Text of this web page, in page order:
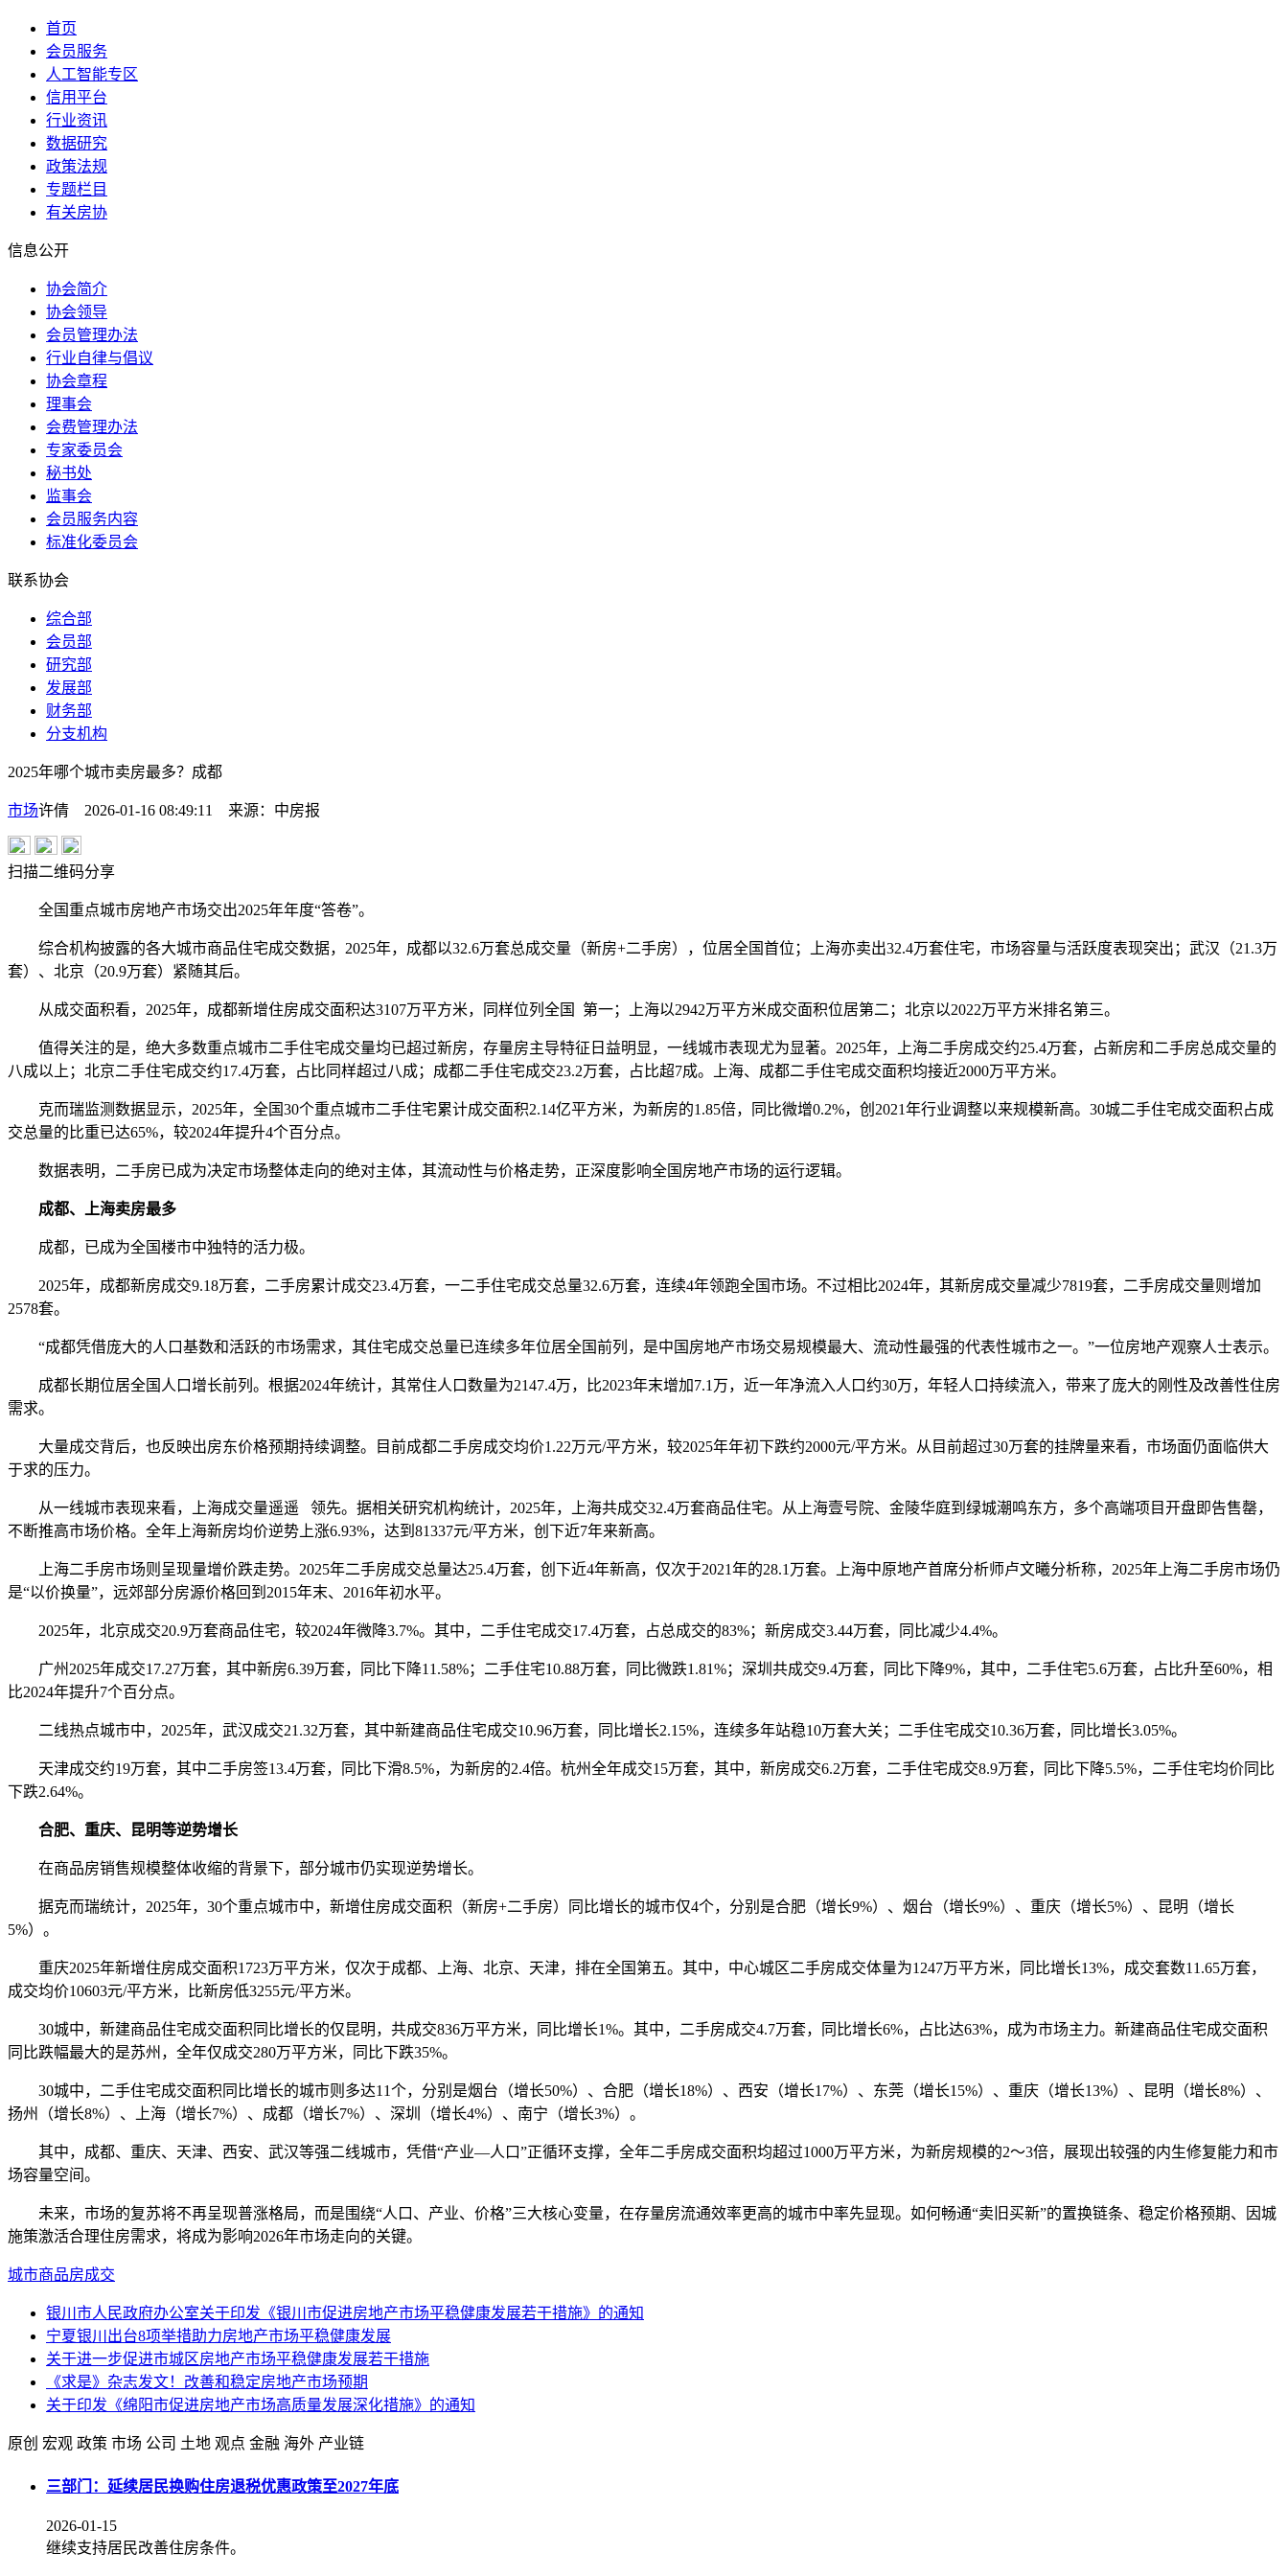
首页
会员服务
人工智能专区
信用平台
行业资讯
数据研究
政策法规
专题栏目
有关房协
信息公开
协会简介
协会领导
会员管理办法
行业自律与倡议
协会章程
理事会
会费管理办法
专家委员会
秘书处
监事会
会员服务内容
标准化委员会
联系协会
综合部
会员部
研究部
发展部
财务部
分支机构
2025年哪个城市卖房最多？成都
市场许倩 2026-01-16 08:49:11 来源： 中房报
扫描二维码分享
全国重点城市房地产市场交出2025年年度“答卷”。
综合机构披露的各大城市商品住宅成交数据，2025年，成都以32.6万套总成交量（新房+二手房），位居全国首位；上海亦卖出32.4万套住宅，市场容量与活跃度表现突出；武汉（21.3万
套）、北京（20.9万套）紧随其后。
从成交面积看，2025年，成都新增住房成交面积达3107万平方米，同样位列全国 第一；上海以2942万平方米成交面积位居第二；北京以2022万平方米排名第三。
值得关注的是，绝大多数重点城市二手住宅成交量均已超过新房，存量房主导特征日益明显，一线城市表现尤为显著。2025年，上海二手房成交约25.4万套，占新房和二手房总成交量的
八成以上；北京二手住宅成交约17.4万套，占比同样超过八成；成都二手住宅成交23.2万套，占比超7成。上海、成都二手住宅成交面积均接近2000万平方米。
克而瑞监测数据显示，2025年，全国30个重点城市二手住宅累计成交面积2.14亿平方米，为新房的1.85倍，同比微增0.2%，创2021年行业调整以来规模新高。30城二手住宅成交面积占成
交总量的比重已达65%，较2024年提升4个百分点。
数据表明，二手房已成为决定市场整体走向的绝对主体，其流动性与价格走势，正深度影响全国房地产市场的运行逻辑。
成都、上海卖房最多
成都，已成为全国楼市中独特的活力极。
2025年，成都新房成交9.18万套，二手房累计成交23.4万套，一二手住宅成交总量32.6万套，连续4年领跑全国市场。不过相比2024年，其新房成交量减少7819套，二手房成交量则增加
2578套。
“成都凭借庞大的人口基数和活跃的市场需求，其住宅成交总量已连续多年位居全国前列，是中国房地产市场交易规模最大、流动性最强的代表性城市之一。”一位房地产观察人士表示。
成都长期位居全国人口增长前列。根据2024年统计，其常住人口数量为2147.4万，比2023年末增加7.1万，近一年净流入人口约30万，年轻人口持续流入，带来了庞大的刚性及改善性住房
需求。
大量成交背后，也反映出房东价格预期持续调整。目前成都二手房成交均价1.22万元/平方米，较2025年年初下跌约2000元/平方米。从目前超过30万套的挂牌量来看，市场面仍面临供大
于求的压力。
从一线城市表现来看，上海成交量遥遥 领先。据相关研究机构统计，2025年，上海共成交32.4万套商品住宅。从上海壹号院、金陵华庭到绿城潮鸣东方，多个高端项目开盘即告售罄，
不断推高市场价格。全年上海新房均价逆势上涨6.93%，达到81337元/平方米，创下近7年来新高。
上海二手房市场则呈现量增价跌走势。2025年二手房成交总量达25.4万套，创下近4年新高，仅次于2021年的28.1万套。上海中原地产首席分析师卢文曦分析称，2025年上海二手房市场仍
是“以价换量”，远郊部分房源价格回到2015年末、2016年初水平。
2025年，北京成交20.9万套商品住宅，较2024年微降3.7%。其中，二手住宅成交17.4万套，占总成交的83%；新房成交3.44万套，同比减少4.4%。
广州2025年成交17.27万套，其中新房6.39万套，同比下降11.58%；二手住宅10.88万套，同比微跌1.81%；深圳共成交9.4万套，同比下降9%，其中，二手住宅5.6万套，占比升至60%，相
比2024年提升7个百分点。
二线热点城市中，2025年，武汉成交21.32万套，其中新建商品住宅成交10.96万套，同比增长2.15%，连续多年站稳10万套大关；二手住宅成交10.36万套，同比增长3.05%。
天津成交约19万套，其中二手房签13.4万套，同比下滑8.5%，为新房的2.4倍。杭州全年成交15万套，其中，新房成交6.2万套，二手住宅成交8.9万套，同比下降5.5%，二手住宅均价同比
下跌2.64%。
合肥、重庆、昆明等逆势增长
在商品房销售规模整体收缩的背景下，部分城市仍实现逆势增长。
据克而瑞统计，2025年，30个重点城市中，新增住房成交面积（新房+二手房）同比增长的城市仅4个，分别是合肥（增长9%）、烟台（增长9%）、重庆（增长5%）、昆明（增长
5%）。
重庆2025年新增住房成交面积1723万平方米，仅次于成都、上海、北京、天津，排在全国第五。其中，中心城区二手房成交体量为1247万平方米，同比增长13%，成交套数11.65万套，
成交均价10603元/平方米，比新房低3255元/平方米。
30城中，新建商品住宅成交面积同比增长的仅昆明，共成交836万平方米，同比增长1%。其中，二手房成交4.7万套，同比增长6%，占比达63%，成为市场主力。新建商品住宅成交面积
同比跌幅最大的是苏州，全年仅成交280万平方米，同比下跌35%。
30城中，二手住宅成交面积同比增长的城市则多达11个，分别是烟台（增长50%）、合肥（增长18%）、西安（增长17%）、东莞（增长15%）、重庆（增长13%）、昆明（增长8%）、
扬州（增长8%）、上海（增长7%）、成都（增长7%）、深圳（增长4%）、南宁（增长3%）。
其中，成都、重庆、天津、西安、武汉等强二线城市，凭借“产业—人口”正循环支撑，全年二手房成交面积均超过1000万平方米，为新房规模的2～3倍，展现出较强的内生修复能力和市
场容量空间。
未来，市场的复苏将不再呈现普涨格局，而是围绕“人口、产业、价格”三大核心变量，在存量房流通效率更高的城市中率先显现。如何畅通“卖旧买新”的置换链条、稳定价格预期、因城
施策激活合理住房需求，将成为影响2026年市场走向的关键。
城市商品房成交
银川市人民政府办公室关于印发《银川市促进房地产市场平稳健康发展若干措施》的通知
宁夏银川出台8项举措助力房地产市场平稳健康发展
关于进一步促进市城区房地产市场平稳健康发展若干措施
《求是》杂志发文！改善和稳定房地产市场预期
关于印发《绵阳市促进房地产市场高质量发展深化措施》的通知
原创 宏观 政策 市场 公司 土地 观点 金融 海外 产业链
三部门：延续居民换购住房退税优惠政策至2027年底
2026-01-15
继续支持居民改善住房条件。